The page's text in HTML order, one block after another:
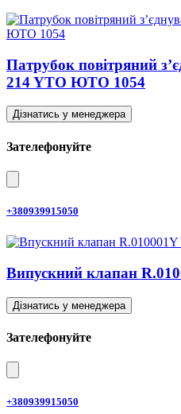
Патрубок повітряний
214 YTO ЮТО 1054
Дізнатись у менеджера
Зателефонуйте
+380939915050
Випускний клапан
Дізнатись у менеджера
Зателефонуйте
+380939915050